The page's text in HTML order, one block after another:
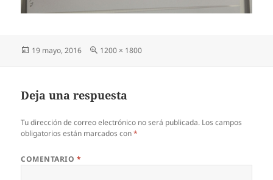
Publicado
19 mayo, 2016
Tamaño
1200 × 1800
Deja una respuesta
Tu dirección de correo electrónico no será publicada. Los campos
obligatorios están marcados con*
COMENTARIO *